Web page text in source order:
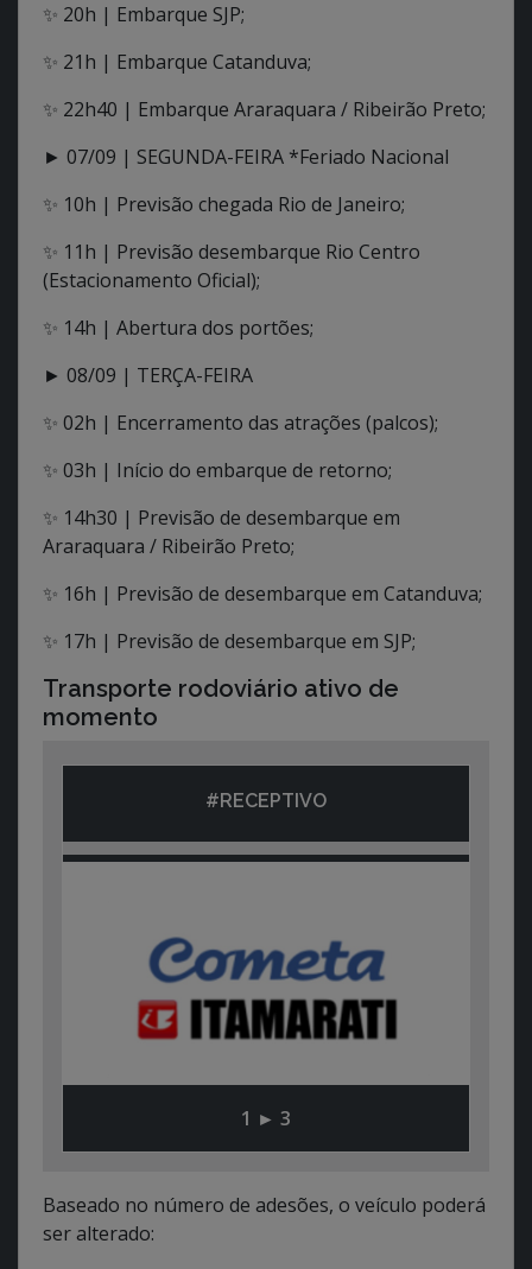
✨ 20h | Embarque SJP;
✨ 21h | Embarque Catanduva;
✨ 22h40 | Embarque Araraquara / Ribeirão Preto;
► 07/09 | SEGUNDA-FEIRA *Feriado Nacional
✨ 10h | Previsão chegada Rio de Janeiro;
✨ 11h | Previsão desembarque Rio Centro
(Estacionamento Oficial);
✨ 14h | Abertura dos portões;
► 08/09 | TERÇA-FEIRA
✨ 02h | Encerramento das atrações (palcos);
✨ 03h | Início do embarque de retorno;
✨ 14h30 | Previsão de desembarque em
Araraquara / Ribeirão Preto;
✨ 16h | Previsão de desembarque em Catanduva;
✨ 17h | Previsão de desembarque em SJP;
Transporte rodoviário ativo de
momento
#RECEPTIVO
1 ► 3
Baseado no número de adesões, o veículo poderá
ser alterado: